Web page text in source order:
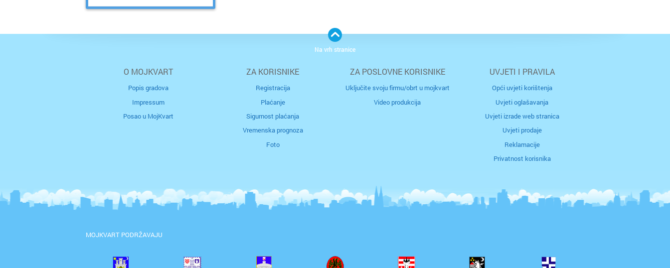
otok Hvar
Petrinja
O MOJKVART
Popis gradova
Impressum
Posao u MojKvart
ZA KORISNIKE
Registracija
Plaćanje
Sigurnost plaćanja
Vremenska prognoza
Foto
ZA POSLOVNE KORISNIKE
Uključite svoju firmu/obrt u mojkvart
Video produkcija
UVJETI I PRAVILA
Opći uvjeti korištenja
Uvjeti oglašavanja
Uvjeti izrade web stranica
Uvjeti prodaje
Reklamacije
Privatnost korisnika
MOJKVART PODRŽAVAJU
Na vrh stranice